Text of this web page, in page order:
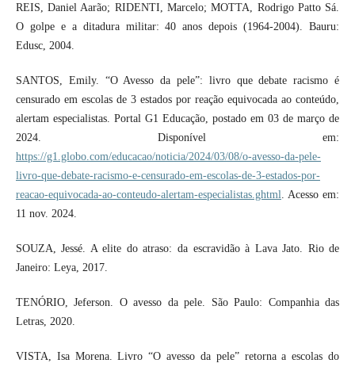
REIS, Daniel Aarão; RIDENTI, Marcelo; MOTTA, Rodrigo Patto Sá.
O golpe e a ditadura militar: 40 anos depois (1964-2004). Bauru:
Edusc, 2004.
SANTOS, Emily. “O Avesso da pele”: livro que debate racismo é
censurado em escolas de 3 estados por reação equivocada ao conteúdo,
alertam especialistas. Portal G1 Educação, postado em 03 de março de
2024. Disponível em:
https://g1.globo.com/educacao/noticia/2024/03/08/o-avesso-da-pele-
livro-que-debate-racismo-e-censurado-em-escolas-de-3-estados-por-
reacao-equivocada-ao-conteudo-alertam-especialistas.ghtml. Acesso em:
11 nov. 2024.
SOUZA, Jessé. A elite do atraso: da escravidão à Lava Jato. Rio de
Janeiro: Leya, 2017.
TENÓRIO, Jeferson. O avesso da pele. São Paulo: Companhia das
Letras, 2020.
VISTA, Isa Morena. Livro “O avesso da pele” retorna a escolas do